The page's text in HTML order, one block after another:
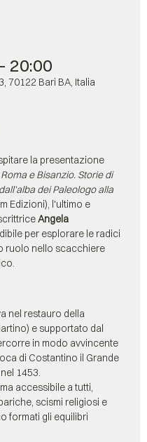
20:00
70122 Bari BA, Italia
la presentazione
e Bisanzio. Storie di
dei Paleologo alla
Edizioni), l'ultimo e
Angela
per esplorare le radici
ruolo nello scacchiere
nel restauro della
e supportato dal
in modo avvincente
di Costantino il Grande
1453.
accessibile a tutti,
scismi religiosi e
formati gli equilibri